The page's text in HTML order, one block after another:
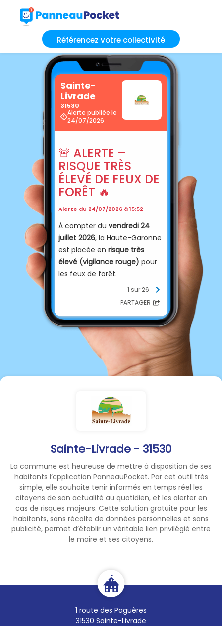
Référencez votre collectivité
Sainte-Livrade - 31530
La commune est heureuse de mettre à disposition de ses
habitants l’application PanneauPocket. Par cet outil très
simple, elle souhaite tenir informés en temps réel les
citoyens de son actualité au quotidien, et les alerter en
cas de risques majeurs. Cette solution gratuite pour les
habitants, sans récolte de données personnelles et sans
publicité, permet d’établir un véritable lien privilégié entre
le maire et ses citoyens.
1 route des Paguères
31530 Sainte-Livrade
Sainte-
Livrade
31530
Alerte publiée le
24/07/2026
🚨 ALERTE –
RISQUE TRÈS
ÉLEVÉ DE FEUX DE
FORÊT 🔥
Alerte du 24/07/2026 à 15:52
À compter du vendredi 24
juillet 2026, la Haute-Garonne
est placée en risque très
élevé (vigilance rouge) pour
les feux de forêt.
➡️ Les mesures préfectorales
la levée de cette vigilance :
❌ Camping sauvage interdit
dans les massifs forestiers.
❌ Tout apport de feu interdit.
pouvant provoquer un départ
de feu (disqueuse, broyeur,
des travaux agricoles,
forestiers, d'entretien des
voiries et de toute activité
susceptible de générer un
incendie.
📞 En cas de départ de feu :
composez immédiatement le
Soyons tous vigilants et
adoptons les bons gestes
pour protéger nos forêts, nos
1 sur 26
PARTAGER